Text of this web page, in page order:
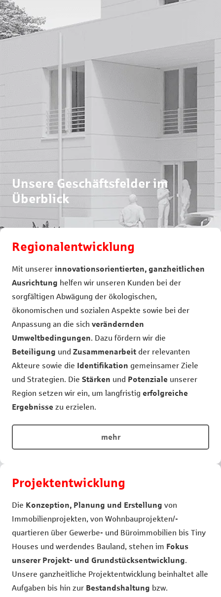
Unsere Geschäftsfelder im
Überblick
Regionalentwicklung
Mit unserer innovationsorientierten, ganzheitlichen
Ausrichtung helfen wir unseren Kunden bei der
sorgfältigen Abwägung der ökologischen,
ökonomischen und sozialen Aspekte sowie bei der
Anpassung an die sich verändernden
Umweltbedingungen. Dazu fördern wir die
Beteiligung und Zusammenarbeit der relevanten
Akteure sowie die
Identifikation gemeinsamer Ziele
und Strategien. Die Stärken und Potenziale unserer
Region setzen wir ein, um langfristig erfolgreiche
Ergebnisse zu erzielen.
mehr
Projektentwicklung
Die Konzeption, Planung und Erstellung von
Immobilienprojekten, von Wohnbauprojekten/-
quartieren über Gewerbe- und Büro­immobilien bis Tiny
Houses und werdendes Bauland, stehen im Fokus
unserer Projekt- und Grundstücksentwicklung.
Unsere ganzheitliche Projektentwicklung beinhaltet alle
Aufgaben bis hin zur Bestandshaltung bzw.